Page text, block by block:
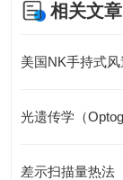
相关文章